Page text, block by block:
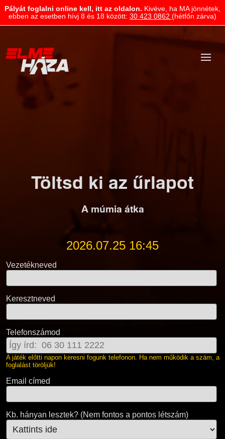
Pályát foglalni online kell, itt az oldalon. Kivéve, ha MA jönnétek,
ebben az esetben hívj 8 és 18 között: 30 423 0862 (hétfőn zárva)
Töltsd ki az űrlapot
A múmia átka
2026.07.25 16:45
Vezetékneved
Keresztneved
Telefonszámod
A játék előtti napon keresni fogunk telefonon. Ha nem működik a szám, a
foglalást töröljük!
Email címed
Kb. hányan lesztek? (Nem fontos a pontos létszám)